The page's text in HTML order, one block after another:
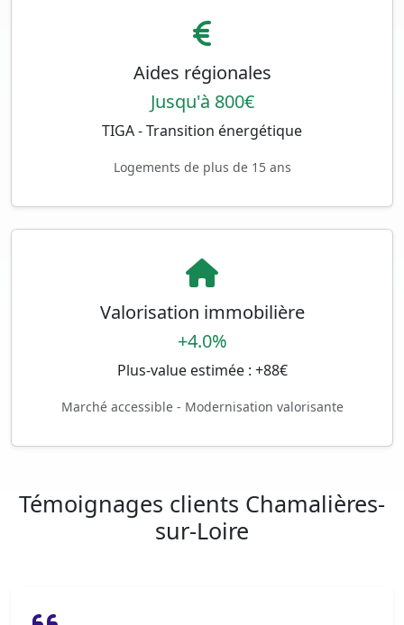
Aides régionales
Jusqu'à 800€
TIGA - Transition énergétique
Logements de plus de 15 ans
Valorisation immobilière
+4.0%
Plus-value estimée : +88€
Marché accessible - Modernisation valorisante
Témoignages clients Chamalières-
sur-Loire